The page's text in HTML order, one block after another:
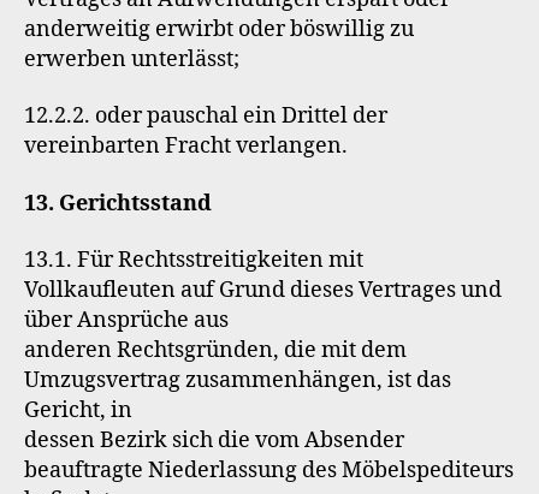
anderweitig erwirbt oder böswillig zu
erwerben unterlässt;
12.2.2. oder pauschal ein Drittel der
vereinbarten Fracht verlangen.
13. Gerichtsstand
13.1. Für Rechtsstreitigkeiten mit
Vollkaufleuten auf Grund dieses Vertrages und
über Ansprüche aus
anderen Rechtsgründen, die mit dem
Umzugsvertrag zusammenhängen, ist das
Gericht, in
dessen Bezirk sich die vom Absender
beauftragte Niederlassung des Möbelspediteurs